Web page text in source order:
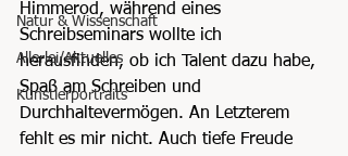
Natur & Wissenschaft
Allerlei/Aktuelles
Künstlerportraits
Himmerod, während eines
Schreibseminars wollte ich
herausfinden, ob ich Talent dazu habe,
Spaß am Schreiben und
Durchhaltevermögen. An Letzterem
fehlt es mir nicht. Auch tiefe Freude